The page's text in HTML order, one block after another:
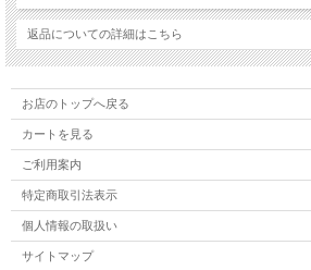
返品についての詳細はこちら
お店のトップへ戻る
カートを見る
ご利用案内
特定商取引法表示
個人情報の取扱い
サイトマップ